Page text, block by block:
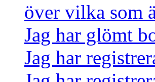
över vilka som
Jag har glömt
Jag har